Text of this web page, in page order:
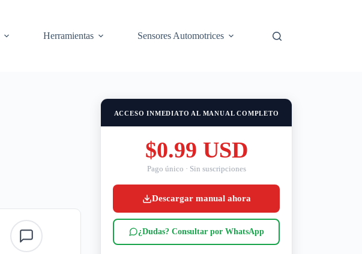
Herramientas Sensores Automotrices
ACCESO INMEDIATO AL MANUAL COMPLETO
$0.99 USD
Pago único · Sin suscripciones
Descargar manual ahora
¿Dudas? Consultar por WhatsApp